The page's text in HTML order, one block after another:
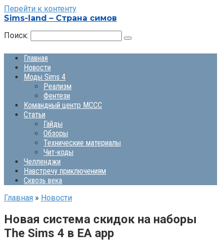
Перейти к контенту
Sims-land – Страна симов
Поиск:
Главная
Новости
Моды Sims 4
Реализм
Фентези
Командный центр MCCC
Статьи
Гайды
Обзоры
Технические материалы
Чит-коды
Челленджи
Навстречу приключениям
Сквозь века
Главная » Новости
Новая система скидок на наборы
The Sims 4 в EA app